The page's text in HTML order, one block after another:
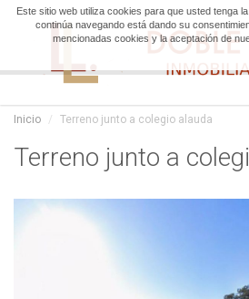
Este sitio web utiliza cookies para que usted tenga
continúa navegando está dando su
mencionadas cookies y la aceptación de
Inicio Terreno junto a colegio alauda
Terreno junto a